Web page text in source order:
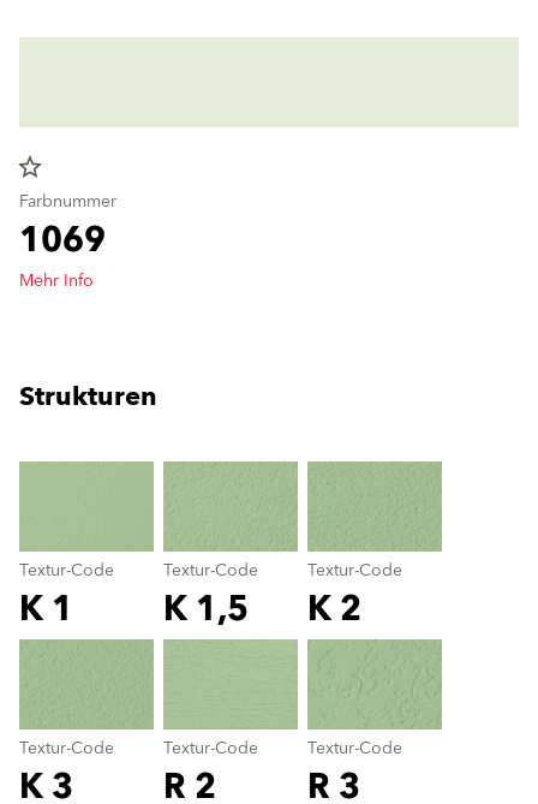
star_border
Farbnummer
1069
Mehr Info
Strukturen
Textur-Code
K 1
Textur-Code
K 1,5
Textur-Code
K 2
Textur-Code
K 3
Textur-Code
R 2
Textur-Code
R 3
Textur-Code
color_name